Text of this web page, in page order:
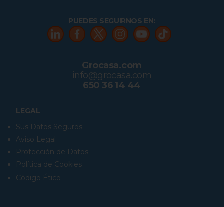
LEGAL
Sus Datos Seguros
Aviso Legal
Protección de Datos
Política de Cookies
Código Ético
PUEDES SEGUIRNOS EN:
Grocasa.com
info@grocasa.com
650 36 14 44